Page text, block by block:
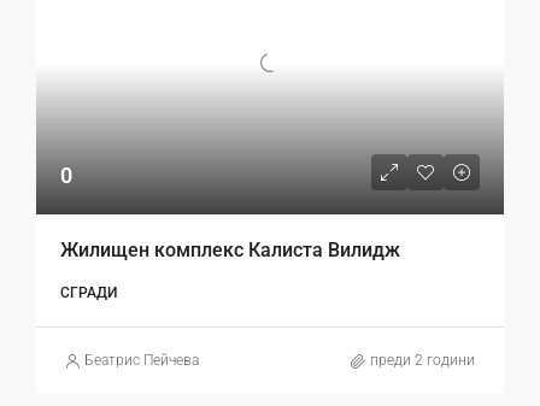
0
Жилищен комплекс Калиста Вилидж
СГРАДИ
Беатрис Пейчева преди 2 години